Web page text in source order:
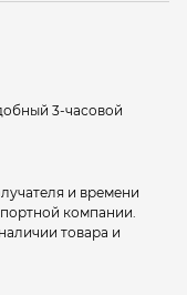
3-часовой
и времени
компании.
товара и